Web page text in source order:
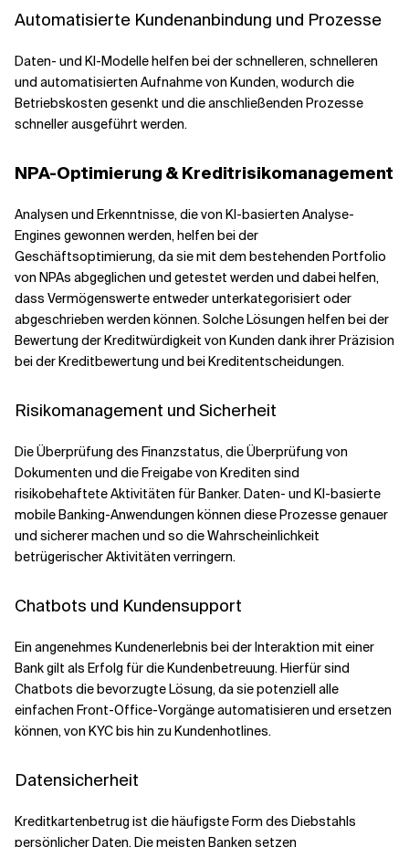
Automatisierte Kundenanbindung und Prozesse
Daten- und KI-Modelle helfen bei der schnelleren, schnelleren
und automatisierten Aufnahme von Kunden, wodurch die
Betriebskosten gesenkt und die anschließenden Prozesse
schneller ausgeführt werden.
NPA-Optimierung & Kreditrisikomanagement
Analysen und Erkenntnisse, die von KI-basierten Analyse-
Engines gewonnen werden, helfen bei der
Geschäftsoptimierung, da sie mit dem bestehenden Portfolio
von NPAs abgeglichen und getestet werden und dabei helfen,
dass Vermögenswerte entweder unterkategorisiert oder
abgeschrieben werden können. Solche Lösungen helfen bei der
Bewertung der Kreditwürdigkeit von Kunden dank ihrer Präzision
bei der Kreditbewertung und bei Kreditentscheidungen.
Risikomanagement und Sicherheit
Die Überprüfung des Finanzstatus, die Überprüfung von
Dokumenten und die Freigabe von Krediten sind
risikobehaftete Aktivitäten für Banker. Daten- und KI-basierte
mobile Banking-Anwendungen können diese Prozesse genauer
und sicherer machen und so die Wahrscheinlichkeit
betrügerischer Aktivitäten verringern.
Chatbots und Kundensupport
Ein angenehmes Kundenerlebnis bei der Interaktion mit einer
Bank gilt als Erfolg für die Kundenbetreuung. Hierfür sind
Chatbots die bevorzugte Lösung, da sie potenziell alle
einfachen Front-Office-Vorgänge automatisieren und ersetzen
können, von KYC bis hin zu Kundenhotlines.
Datensicherheit
Kreditkartenbetrug ist die häufigste Form des Diebstahls
persönlicher Daten. Die meisten Banken setzen